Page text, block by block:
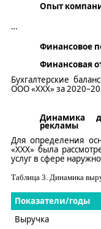
Опыт
…
Финансовое
Финансовая
Бухгалтерские
ООО «ХХХ» за 2020
Динамика
рекламы
Для определения
«ХХХ» была
услуг в сфере
Таблица 3. Динамика
Показатели/годы
Выручка